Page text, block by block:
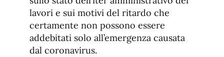
lavori e sui motivi del ritardo che
certamente non possono essere
addebitati solo all’emergenza causata
dal coronavirus.